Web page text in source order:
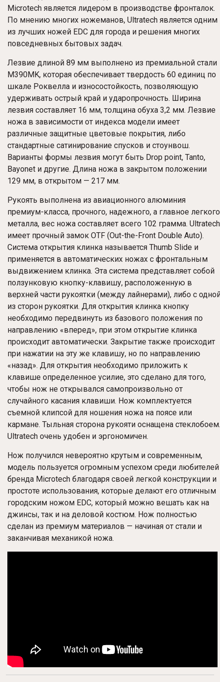
Microtech является лидером в производстве фронталок.
По мнению многих ножеманов, Ultratech является одним
из лучших ножей EDC для города и решения многих
повседневных бытовых задач.
Лезвие длиной 89 мм выполнено из премиальной стали
M390MK, которая обеспечивает твердость 60 единиц по
шкале Роквелла и износостойкость, позволяющую
удерживать острый край и ударопрочность. Ширина
лезвия составляет 16 мм, толщина обуха 3,2 мм. Лезвие
ножа в зависимости от индекса модели имеет
различные защитные цветовые покрытия, либо
стандартные сатинирование спусков и стоунвош.
Варианты формы лезвия могут быть Drop point, Tanto,
Bayonet и другие. Длина ножа в закрытом положении
129 мм, в открытом — 217 мм.
Рукоять выполнена из авиационного алюминия
премиум-класса, прочного, надежного, а главное легкого
металла, вес ножа составляет всего 102 грамма. Ultratech
имеет прочный замок OTF (Out-the-Front Double Auto).
Система открытия клинка называется Thumb Slide и
применяется в автоматических ножах с фронтальным
выдвижением клинка. Эта система представляет собой
ползунковую кнопку-клавишу, расположенную в
верхней части рукоятки (между лайнерами), либо с
из сторон рукоятки. Для открытия клинка кнопку
необходимо передвинуть из базового положения по
направлению «вперед», при этом открытие клинка
происходит автоматически. Закрытие также происходит
при нажатии на эту же клавишу, но по направлению
«назад». Для открытия необходимо приложить к
клавише определенное усилие, это сделано для того,
чтобы нож не открывался самопроизвольно от
случайного касания клавиши. Нож комплектуется
съемной клипсой для ношения ножа на поясе или
кармане. Тыльная сторона рукояти оснащена стеклобоем.
Ultratech очень удобен и эргономичен.
Нож получился невероятно крутым и современным,
модель пользуется огромным успехом среди любителей
бренда Microtech благодаря своей легкой конструкции и
простоте использования, которые делают его отличным
городским ножом EDC, который можно вешать как на
джинсы, так и на деловой костюм. Нож полностью
сделан из премиум материалов — начиная от стали и
заканчивая механикой ножа.